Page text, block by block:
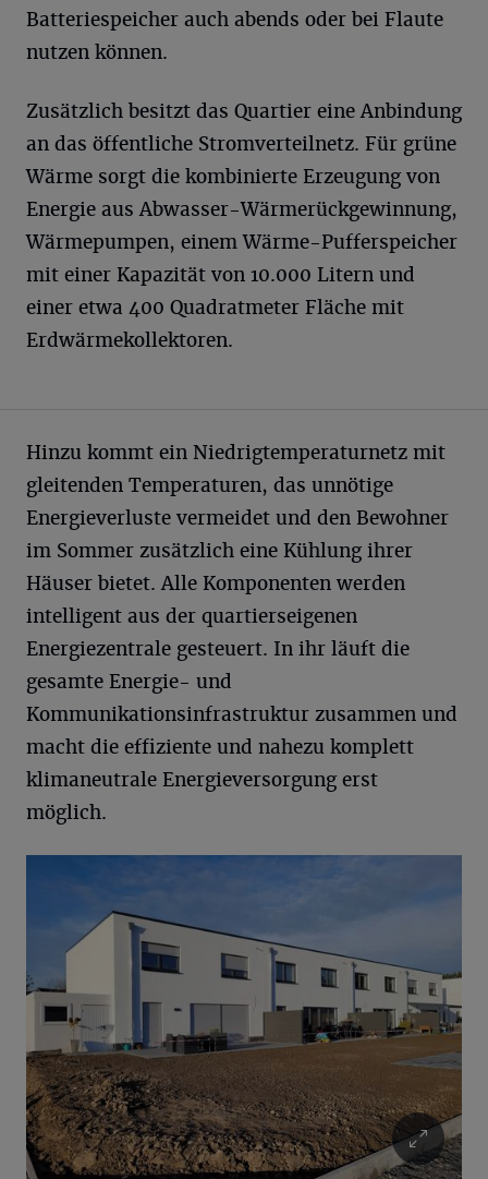
Batteriespeicher auch abends oder bei Flaute
nutzen können.
Zusätzlich besitzt das Quartier eine Anbindung
an das öffentliche Stromverteilnetz. Für grüne
Wärme sorgt die kombinierte Erzeugung von
Energie aus Abwasser-Wärmerückgewinnung,
Wärmepumpen, einem Wärme-Pufferspeicher
mit einer Kapazität von 10.000 Litern und
einer etwa 400 Quadratmeter Fläche mit
Erdwärmekollektoren.
Hinzu kommt ein Niedrigtemperaturnetz mit
gleitenden Temperaturen, das unnötige
Energieverluste vermeidet und den Bewohner
im Sommer zusätzlich eine Kühlung ihrer
Häuser bietet. Alle Komponenten werden
intelligent aus der quartierseigenen
Energiezentrale gesteuert. In ihr läuft die
gesamte Energie- und
Kommunikationsinfrastruktur zusammen und
macht die effiziente und nahezu komplett
klimaneutrale Energieversorgung erst
möglich.